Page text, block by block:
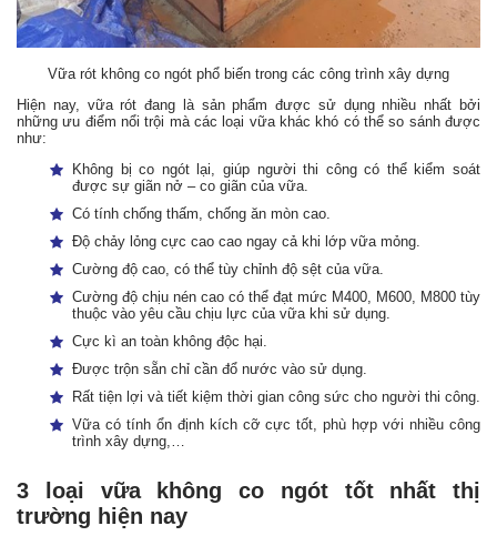
Vữa rót không co ngót phổ biến trong các công trình xây dựng
Hiện nay, vữa rót đang là sản phẩm được sử dụng nhiều nhất bởi
những ưu điểm nổi trội mà các loại vữa khác khó có thể so sánh được
như:
Không bị co ngót lại, giúp người thi công có thể kiểm soát
được sự giãn nở – co giãn của vữa.
Có tính chống thấm, chống ăn mòn cao.
Độ chảy lỏng cực cao cao ngay cả khi lớp vữa mỏng.
Cường độ cao, có thể tùy chỉnh độ sệt của vữa.
Cường độ chịu nén cao có thể đạt mức M400, M600, M800 tùy
thuộc vào yêu cầu chịu lực của vữa khi sử dụng.
Cực kì an toàn không độc hại.
Được trộn sẵn chỉ cần đổ nước vào sử dụng.
Rất tiện lợi và tiết kiệm thời gian công sức cho người thi công.
Vữa có tính ổn định kích cỡ cực tốt, phù hợp với nhiều công
trình xây dựng,…
3 loại vữa không co ngót tốt nhất thị
trường hiện nay